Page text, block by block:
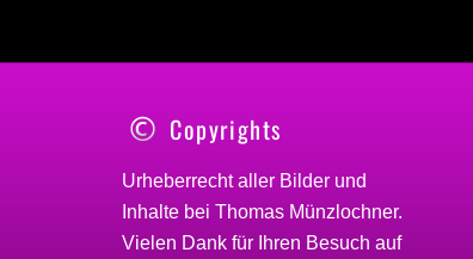
Copyrights
Urheberrecht aller Bilder und
Inhalte bei Thomas Münzlochner.
Vielen Dank für Ihren Besuch auf